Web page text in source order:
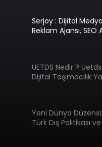
UETDS Nedir ?
Dijital Taşımacılık
Yeni Dünya
Türk Dış Politikası
Savunma
ve Teknik Haberler